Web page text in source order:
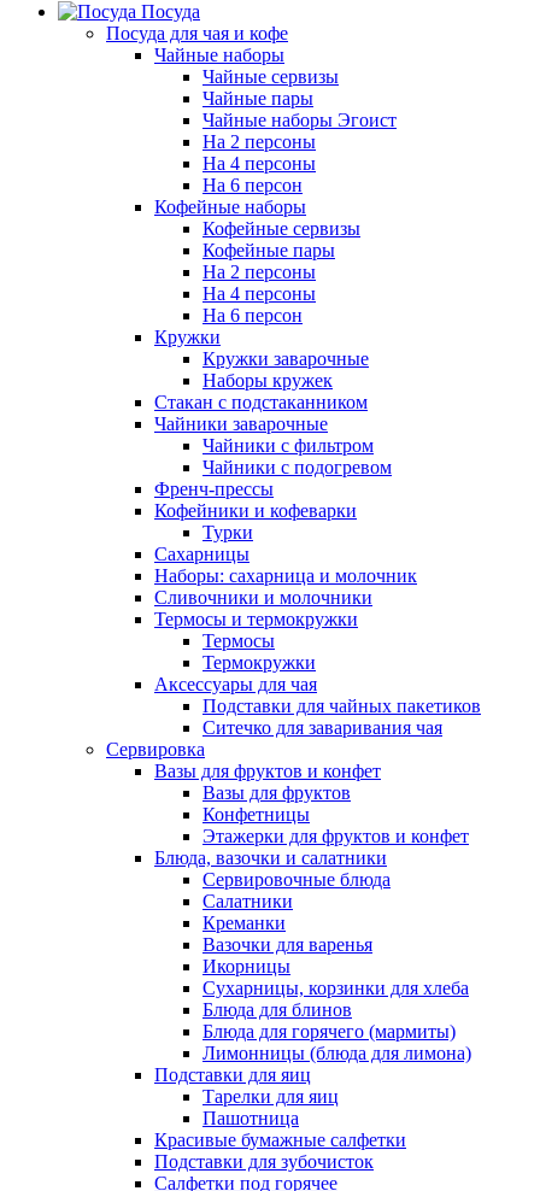
Посуда
Посуда для чая и кофе
Чайные наборы
Чайные сервизы
Чайные пары
Чайные наборы Эгоист
На 2 персоны
На 4 персоны
На 6 персон
Кофейные наборы
Кофейные сервизы
Кофейные пары
На 2 персоны
На 4 персоны
На 6 персон
Кружки
Кружки заварочные
Наборы кружек
Стакан с подстаканником
Чайники заварочные
Чайники с фильтром
Чайники с подогревом
Френч-прессы
Кофейники и кофеварки
Турки
Сахарницы
Наборы: сахарница и молочник
Сливочники и молочники
Термосы и термокружки
Термосы
Термокружки
Аксессуары для чая
Подставки для чайных пакетиков
Ситечко для заваривания чая
Сервировка
Вазы для фруктов и конфет
Вазы для фруктов
Конфетницы
Этажерки для фруктов и конфет
Блюда, вазочки и салатники
Сервировочные блюда
Салатники
Креманки
Вазочки для варенья
Икорницы
Сухарницы, корзинки для хлеба
Блюда для блинов
Блюда для горячего (мармиты)
Лимонницы (блюда для лимона)
Подставки для яиц
Тарелки для яиц
Пашотница
Красивые бумажные салфетки
Подставки для зубочисток
Салфетки под горячее